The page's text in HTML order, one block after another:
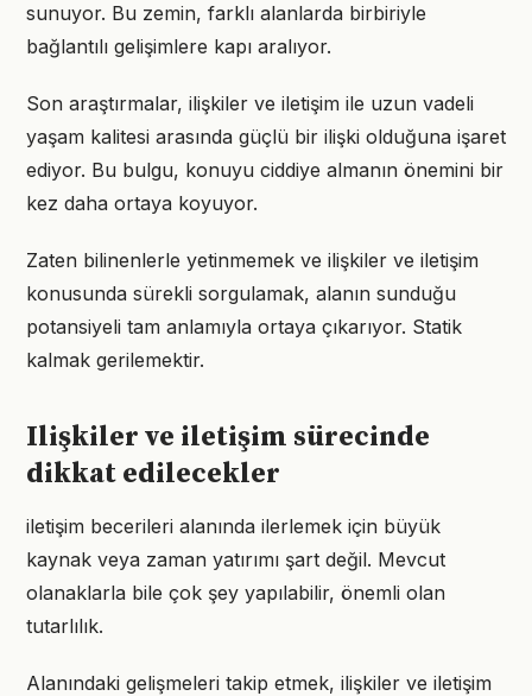
sunuyor. Bu zemin, farklı alanlarda birbiriyle
bağlantılı gelişimlere kapı aralıyor.
Son araştırmalar, ilişkiler ve iletişim ile uzun vadeli
yaşam kalitesi arasında güçlü bir ilişki olduğuna işaret
ediyor. Bu bulgu, konuyu ciddiye almanın önemini bir
kez daha ortaya koyuyor.
Zaten bilinenlerle yetinmemek ve ilişkiler ve iletişim
konusunda sürekli sorgulamak, alanın sunduğu
potansiyeli tam anlamıyla ortaya çıkarıyor. Statik
kalmak gerilemektir.
Ilişkiler ve iletişim sürecinde
dikkat edilecekler
iletişim becerileri alanında ilerlemek için büyük
kaynak veya zaman yatırımı şart değil. Mevcut
olanaklarla bile çok şey yapılabilir, önemli olan
tutarlılık.
Alanındaki gelişmeleri takip etmek, ilişkiler ve iletişim